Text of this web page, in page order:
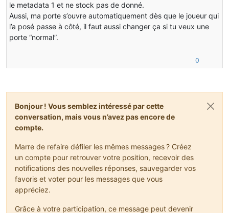
le metadata 1 et ne stock pas de donné.
Aussi, ma porte s’ouvre automatiquement dès que le joueur qui
l’a posé passe à côté, il faut aussi changer ça si tu veux une
porte “normal”.
0
Bonjour ! Vous semblez intéressé par cette
conversation, mais vous n’avez pas encore de
compte.
Marre de refaire défiler les mêmes messages ? Créez
un compte pour retrouver votre position, recevoir des
notifications des nouvelles réponses, sauvegarder vos
favoris et voter pour les messages que vous
appréciez.
Grâce à votre participation, ce message peut devenir